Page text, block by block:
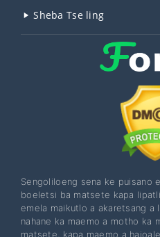
Sheba Tse ling
Sengoliloeng sena ke puisano
boeletsi ba matsete kapa
emela maikutlo a akaretsang a
nahane ka maemo a motho ka
matsete, kapa maemo a